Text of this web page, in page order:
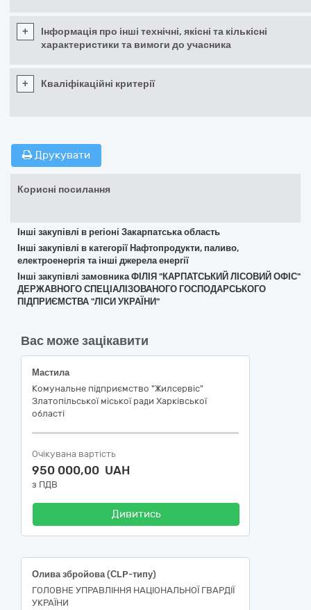
+
Інформація про інші технічні, якісні та кількісні
характеристики та вимоги до учасника
+ Кваліфікаційні критерії
Друкувати
Корисні посилання
Інші закупівлі в регіоні Закарпатська область
Інші закупівлі в категорії Нафтопродукти, паливо,
електроенергія та інші джерела енергії
Інші закупівлі замовника ФІЛІЯ "КАРПАТСЬКИЙ ЛІСОВИЙ ОФІС"
ДЕРЖАВНОГО СПЕЦІАЛІЗОВАНОГО ГОСПОДАРСЬКОГО
ПІДПРИЄМСТВА "ЛІСИ УКРАЇНИ"
Вас може зацікавити
Мастила
Комунальне підприємство "Жилсервіс"
Златопільської міської ради Харківської
області
Очікувана вартість
950 000,00 UAH
з ПДВ
Дивитись
Олива збройова (СLP-типу)
ГОЛОВНЕ УПРАВЛІННЯ НАЦІОНАЛЬНОЇ ГВАРДІЇ
УКРАЇНИ